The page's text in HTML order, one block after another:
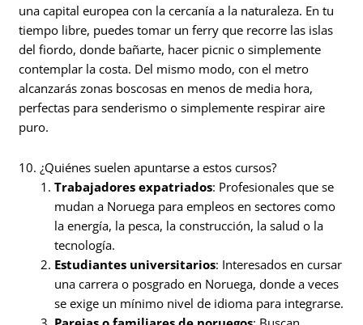
una capital europea con la cercanía a la naturaleza. En tu
tiempo libre, puedes tomar un ferry que recorre las islas
del fiordo, donde bañarte, hacer picnic o simplemente
contemplar la costa. Del mismo modo, con el metro
alcanzarás zonas boscosas en menos de media hora,
perfectas para senderismo o simplemente respirar aire
puro.
10. ¿Quiénes suelen apuntarse a estos cursos?
Trabajadores expatriados: Profesionales que se
mudan a Noruega para empleos en sectores como
la energía, la pesca, la construcción, la salud o la
tecnología.
Estudiantes universitarios: Interesados en cursar
una carrera o posgrado en Noruega, donde a veces
se exige un mínimo nivel de idioma para integrarse.